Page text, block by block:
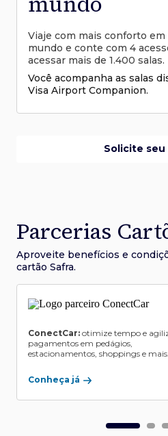
Viaje com mais conforto em
mundo e conte com 4
acessar mais de 1.400 salas.
Você acompanha as salas
Visa Airport Companion.
Solicite
Parcerias
Aproveite benefícios e
cartão Safra.
ConectCar: otimize tempo e
pagamentos em pedágios,
estacionamentos, shoppings e mais.
Conheça já